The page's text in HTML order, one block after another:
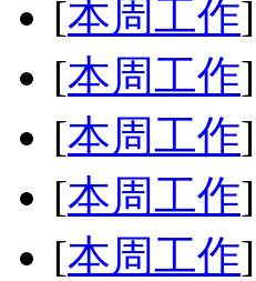
[本周工作]
[本周工作]
[本周工作]
[本周工作]
[本周工作]